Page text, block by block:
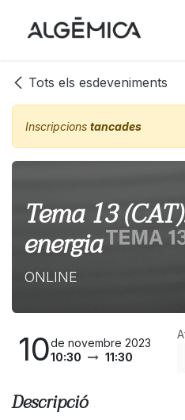
Tots els esdeveniments
Inscripcions tancades
Tema 13
energia
ONLINE
10de novembre 2023
10:30
11:30
Descripció